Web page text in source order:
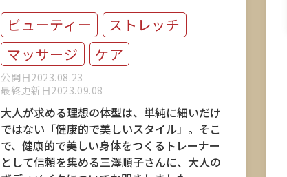
ビューティー
ストレッチ
マッサージ
ケア
公開日2023.08.23
最終更新日2023.09.08
大人が求める理想の体型は、単純に細いだけ
ではない「健康的で美しいスタイル」。そこ
で、健康的で美しい身体をつくるトレーナー
として信頼を集める三澤順子さんに、大人の